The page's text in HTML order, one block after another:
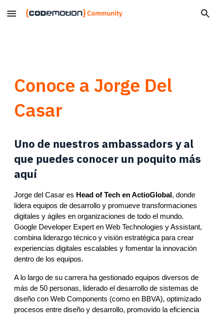
Skip to main content Skip to navigation
Conoce a Jorge Del
Casar
Uno de nuestros ambassadors y al
que puedes conocer un poquito más
aquí
Jorge del Casar es Head of Tech en ActioGlobal , donde
lidera equipos de desarrollo y promueve transformaciones
digitales y ágiles en organizaciones de todo el mundo.
Google Developer Expert en Web Technologies y Assistant,
combina liderazgo técnico y visión estratégica para crear
experiencias digitales escalables y fomentar la innovación
dentro de los equipos.
A lo largo de su carrera ha gestionado equipos diversos de
más de 50 personas, liderado el desarrollo de sistemas de
diseño con Web Components (como en BBVA), optimizado
procesos entre diseño y desarrollo, promovido la eficiencia